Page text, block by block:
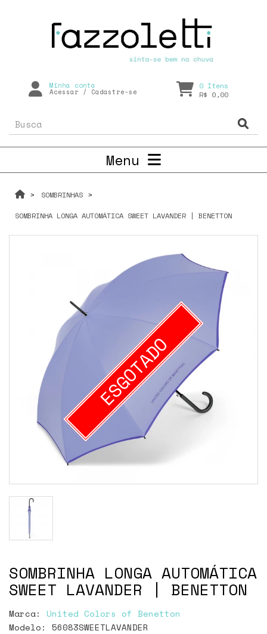
Minha conta
Acessar / Cadastre-se
0 Itens
R$ 0,00
Menu
SOMBRINHAS
SOMBRINHA LONGA AUTOMÁTICA SWEET LAVANDER | BENETTON
ESGOTADO
SOMBRINHA LONGA AUTOMÁTICA
SWEET LAVANDER | BENETTON
Marca: United Colors of Benetton
Modelo: 56083SWEETLAVANDER